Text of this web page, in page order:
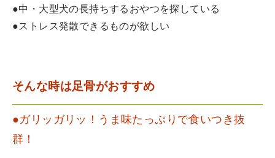
●中・大型犬の長持ちするおやつを探している
●ストレス発散できるものが欲しい
そんな時は足骨がおすすめ
●ガリッガリッ！うま味たっぷりで食いつき抜
群！